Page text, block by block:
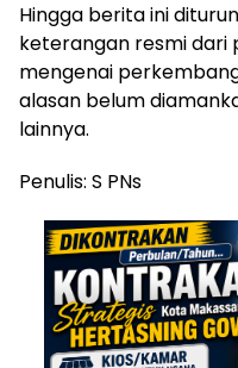
Hingga berita ini
keterangan resmi dari
mengenai
alasan belum
lainnya.
Penulis: S PNs